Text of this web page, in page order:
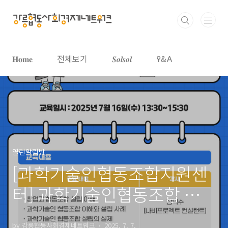
𝐇𝐨𝐦𝐞 전체보기 𝑺𝒐𝒍𝒔𝒐𝒍 𐌒&𐌀
열린알림방
[과학기술인협동조합지원센
터] 과학기술인협동조합 설립
및 경영교육(설립자 기초과
by 강릉협동사회경제네트워크 2025. 7. 7.